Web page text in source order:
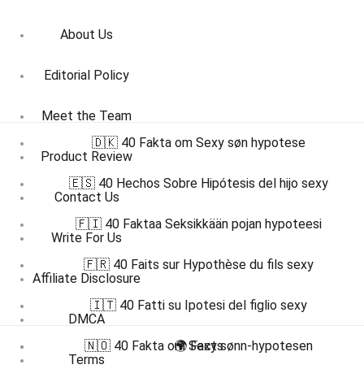
About Us
Editorial Policy
Meet the Team
Product Review
Contact Us
Write For Us
Affiliate Disclosure
DMCA
Terms
🇩🇰 40 Fakta om Sexy søn hypotese
🇪🇸 40 Hechos Sobre Hipótesis del hijo sexy
🇫🇮 40 Faktaa Seksikkään pojan hypoteesi
🇫🇷 40 Faits sur Hypothèse du fils sexy
🇮🇹 40 Fatti su Ipotesi del figlio sexy
🇳🇴 40 Fakta om Sexy sønn-hypotesen
🌍 Facts